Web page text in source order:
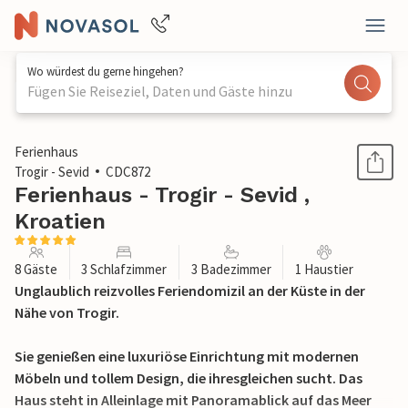
Wo würdest du gerne hingehen?
Fügen Sie Reiseziel, Daten und Gäste hinzu
1 / 41
Ferienhaus
Trogir - Sevid
CDC872
Ferienhaus - Trogir - Sevid ,
Kroatien
8 Gäste 3 Schlafzimmer 3 Badezimmer 1 Haustier
Unglaublich reizvolles Feriendomizil an der Küste in der
Nähe von Trogir.
Sie genießen eine luxuriöse Einrichtung mit modernen
Möbeln und tollem Design, die ihresgleichen sucht. Das
Haus steht in Alleinlage mit Panoramablick auf das Meer